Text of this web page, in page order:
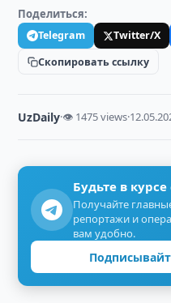
Поделиться:
Telegram Twitter/X
Скопировать ссылку
UzDaily·👁 1475 views·
Будьте в
Получайте
репортажи и
вам удобно.